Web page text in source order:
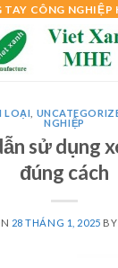
TAY CÔNG NGHIỆP
LOẠI
NGHIỆP
sử dụng
đúng cách
28 THÁNG 1, 2025 BY